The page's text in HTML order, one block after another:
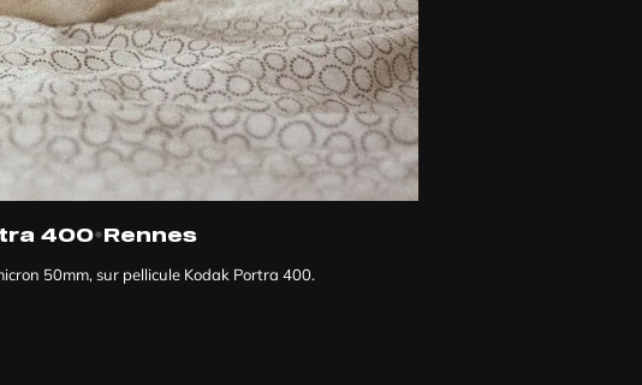
400•Rennes
50mm, sur pellicule Kodak Portra 400.